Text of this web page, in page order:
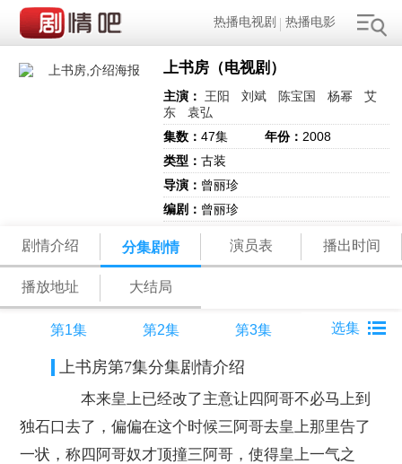
热播电视剧 热播电影
上书房（电视剧）
主演： 王阳 刘斌 陈宝国 杨幂
艾
东
袁弘
集数：47集 年份： 2008
类型：古装
导演： 曾丽珍
编剧： 曾丽珍
剧情介绍 分集剧情 演员表 播出时间
播放地址 大结局
第1集 第2集 第3集
上书房第7集分集剧情介绍
本来皇上已经改了主意让四阿哥不必马上到
独石口去了，偏偏在这个时候三阿哥去皇上那里告了
一状，称四阿哥奴才顶撞三阿哥，使得皇上一气之